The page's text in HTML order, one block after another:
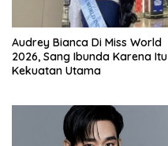
Audrey Bianca Di Miss World
2026, Sang Ibunda Karena Itu
Kekuatan Utama